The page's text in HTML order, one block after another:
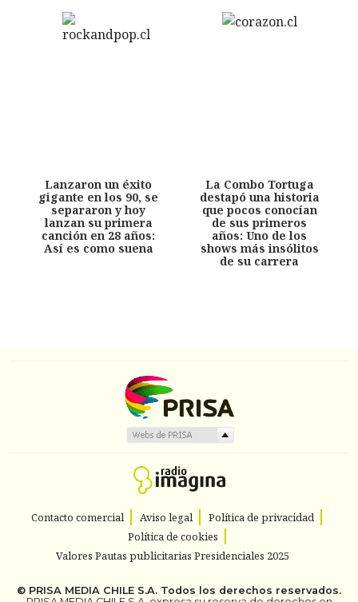
Lanzaron un éxito
gigante en los 90, se
separaron y hoy
lanzan su primera
canción en 28 años:
Así es como suena
La Combo Tortuga
destapó una historia
que pocos conocían
de sus primeros
años: Uno de los
shows más insólitos
de su carrera
Contacto comercial Aviso legal
Política de privacidad
Política de cookies
Valores Pautas publicitarias Presidenciales 2025
© PRISA MEDIA CHILE S.A. Todos los derechos reservados.